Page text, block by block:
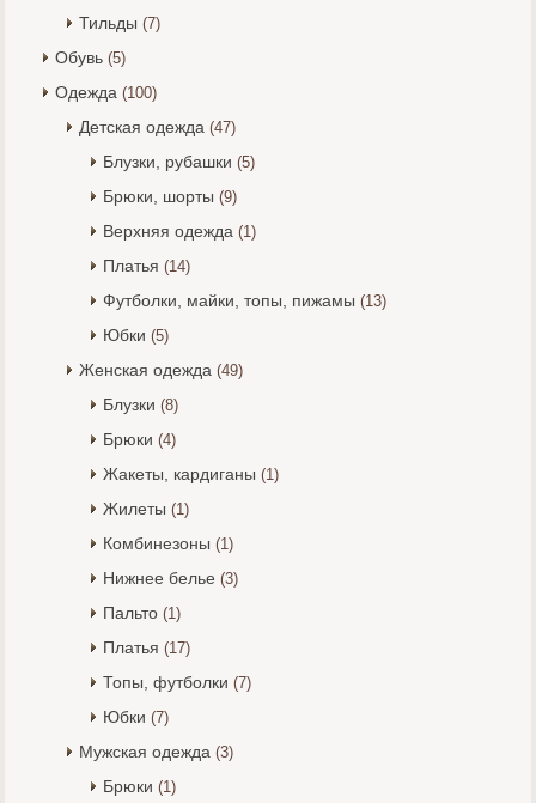
Тильды (7)
Обувь (5)
Одежда (100)
Детская одежда (47)
Блузки, рубашки (5)
Брюки, шорты (9)
Верхняя одежда (1)
Платья (14)
Футболки, майки, топы, пижамы (13)
Юбки (5)
Женская одежда (49)
Блузки (8)
Брюки (4)
Жакеты, кардиганы (1)
Жилеты (1)
Комбинезоны (1)
Нижнее белье (3)
Пальто (1)
Платья (17)
Топы, футболки (7)
Юбки (7)
Мужская одежда (3)
Брюки (1)